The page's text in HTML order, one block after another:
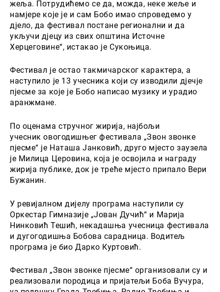
жеља. Потрудићемо се да, можда, неке жеље и
намјере које је и сам Бобо имао спроведемо у
дјело, да фестивал постане регионални и да
укључи дјецу из свих општина Источне
Херцеговине“, истакао је Сукоњица.
Фестивал је остао такмичарског карактера, а
наступило је 13 учесника који су изводили дјечје
пјесме за које је Бобо написао музику и урадио
аранжмане.
По оценама стручног жирија, најбољи
учесник овогодишњег фестивала „Звон звонке
пјесме“ је Наташа Јанковић, друго мјесто заузела
је Милица Церовина, која је освојила и награду
жирија публике, док је треће мјесто припало Вери
Бужанин.
У ревијалном дијелу програма наступили су
Оркестар Гимназије „Јован Дучић“ и Марија
Нинковић Тешић, некадашња учесница фестивала
и дугогодишња Бобова сарадница. Водитељ
програма је био Дарко Куртовић.
Фестивал „Звон звонке пјесме“ организовали су и
реализовали породица и пријатељи Боба Вучура,